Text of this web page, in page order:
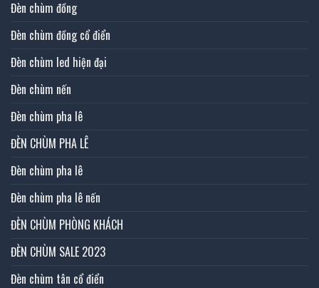
Đèn chùm đồng
Đèn chùm đồng cổ điển
Đèn chùm led hiện đại
Đèn chùm nến
Đèn chùm pha lê
ĐÈN CHÙM PHA LÊ
Đèn chùm pha lê
Đèn chùm pha lê nến
ĐÈN CHÙM PHÒNG KHÁCH
ĐÈN CHÙM SALE 2023
Đèn chùm tân cổ điển